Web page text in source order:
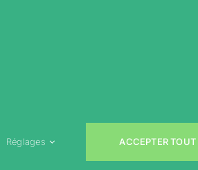
Réglages ACCEPTER TOUT